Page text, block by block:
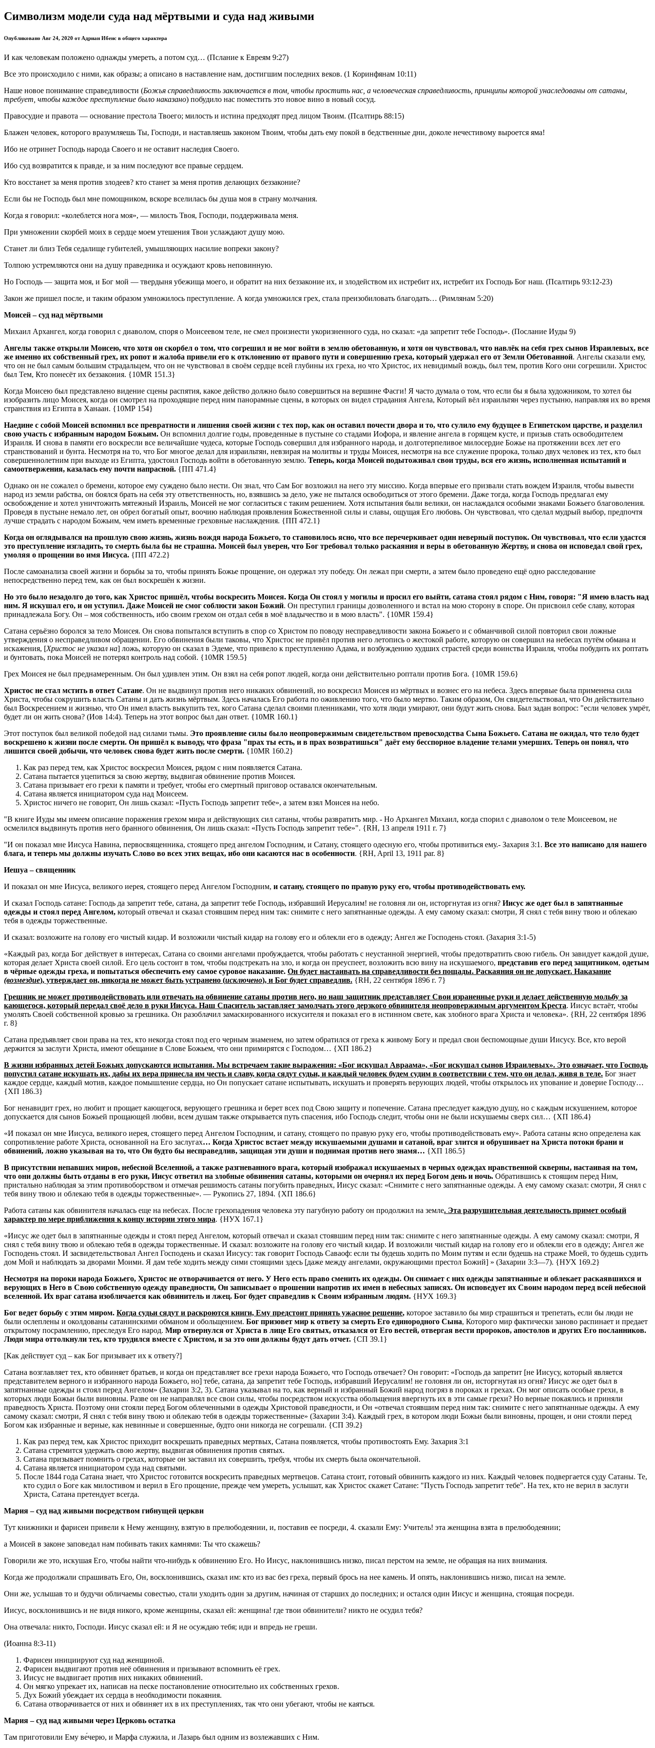
Символизм модели суда над мёртвыми и суда над живыми
Опубликовано Авг 24, 2020 от Адриан Ибенс в общего характера
И как человекам положено однажды умереть, а потом суд… (Пслание к Евреям 9:27)
Все это происходило с ними, как образы; а описано в наставление нам, достигшим последних веков. (1 Коринфянам 10:11)
Наше новое понимание справедливости (Божья справедливость заключается в том, чтобы простить нас, а человеческая справедливость, принципы которой унаследованы от сатаны,
требует, чтобы каждое преступление было наказано) побудило нас поместить это новое вино в новый сосуд.
Правосудие и правота — основание престола Твоего; милость и истина предходят пред лицом Твоим. (Псалтирь 88:15)
Блажен человек, которого вразумляешь Ты, Господи, и наставляешь законом Твоим, чтобы дать ему покой в бедственные дни, доколе нечестивому выроется яма!
Ибо не отринет Господь народа Своего и не оставит наследия Своего.
Ибо суд возвратится к правде, и за ним последуют все правые сердцем.
Кто восстанет за меня против злодеев? кто станет за меня против делающих беззаконие?
Если бы не Господь был мне помощником, вскоре вселилась бы душа моя в страну молчания.
Когда я говорил: «колеблется нога моя», — милость Твоя, Господи, поддерживала меня.
При умножении скорбей моих в сердце моем утешения Твои услаждают душу мою.
Станет ли близ Тебя седалище губителей, умышляющих насилие вопреки закону?
Толпою устремляются они на душу праведника и осуждают кровь неповинную.
Но Господь — защита моя, и Бог мой — твердыня убежища моего, и обратит на них беззаконие их, и злодейством их истребит их, истребит их Господь Бог наш. (Псалтирь 93:12-23)
Закон же пришел после, и таким образом умножилось преступление. А когда умножился грех, стала преизобиловать благодать… (Римлянам 5:20)
Моисей – суд над мёртвыми
Михаил Архангел, когда говорил с диаволом, споря о Моисеевом теле, не смел произнести укоризненного суда, но сказал: «да запретит тебе Господь». (Послание Иуды 9)
Ангелы также открыли Моисею, что хотя он скорбел о том, что согрешил и не мог войти в землю обетованную, и хотя он чувствовал, что навлёк на себя грех сынов Израилевых, все
же именно их собственный грех, их ропот и жалоба привели его к отклонению от правого пути и совершению греха, который удержал его от Земли Обетованной. Ангелы сказали ему,
что он не был самым большим страдальцем, что он не чувствовал в своём сердце всей глубины их греха, но что Христос, их невидимый вождь, был тем, против Кого они согрешили. Христос
был Тем, Кто понесёт их беззакония. {10MR 151.3}
Когда Моисею был представлено видение сцены распятия, какое действо должно было совершиться на вершине Фасги! Я часто думала о том, что если бы я была художником, то хотел бы
изобразить лицо Моисея, когда он смотрел на проходящие перед ним панорамные сцены, в которых он видел страдания Ангела, Который вёл израильтян через пустыню, направляя их во время
странствия из Египта в Ханаан. {10МР 154}
Наедине с собой Моисей вспомнил все превратности и лишения своей жизни с тех пор, как он оставил почести двора и то, что сулило ему будущее в Египетском царстве, и разделил
свою участь с избранным народом Божьим. Он вспомнил долгие годы, проведенные в пустыне со стадами Иофора, и явление ангела в горящем кусте, и призыв стать освободителем
Израиля. И снова в памяти его воскресли все величайшие чудеса, которые Господь совершил для избранного народа, и долготерпеливое милосердие Божье на протяжении всех лет его
странствований и бунта. Несмотря на то, что Бог многое делал для израильтян, невзирая на молитвы и труды Моисея, несмотря на все служение пророка, только двух человек из тех, кто был
совершеннолетним при выходе из Египта, удостоил Господь войти в обетованную землю. Теперь, когда Моисей подытоживал свои труды, вся его жизнь, исполненная испытаний и
самоотвержения, казалась ему почти напрасной. {ПП 471.4}
Однако он не сожалел о бремени, которое ему суждено было нести. Он знал, что Сам Бог возложил на него эту миссию. Когда впервые его призвали стать вождем Израиля, чтобы вывести
народ из земли рабства, он боялся брать на себя эту ответственность, но, взявшись за дело, уже не пытался освободиться от этого бремени. Даже тогда, когда Господь предлагал ему
освобождение и хотел уничтожить мятежный Израиль, Моисей не мог согласиться с таким решением. Хотя испытания были велики, он наслаждался особыми знаками Божьего благоволения.
Проведя в пустыне немало лет, он обрел богатый опыт, воочию наблюдая проявления Божественной силы и славы, ощущая Его любовь. Он чувствовал, что сделал мудрый выбор, предпочтя
лучше страдать с народом Божьим, чем иметь временные греховные наслаждения. {ПП 472.1}
Когда он оглядывался на прошлую свою жизнь, жизнь вождя народа Божьего, то становилось ясно, что все перечеркивает один неверный поступок. Он чувствовал, что если удастся
это преступление изгладить, то смерть была бы не страшна. Моисей был уверен, что Бог требовал только раскаяния и веры в обетованную Жертву, и снова он исповедал свой грех,
умоляя о прощении во имя Иисуса. {ПП 472.2}
После самоанализа своей жизни и борьбы за то, чтобы принять Божье прощение, он одержал эту победу. Он лежал при смерти, а затем было проведено ещё одно расследование
непосредственно перед тем, как он был воскрешён к жизни.
Но это было незадолго до того, как Христос пришёл, чтобы воскресить Моисея. Когда Он стоял у могилы и просил его выйти, сатана стоял рядом с Ним, говоря: "Я имею власть над
ним. Я искушал его, и он уступил. Даже Моисей не смог соблюсти закон Божий. Он преступил границы дозволенного и встал на мою сторону в споре. Он присвоил себе славу, которая
принадлежала Богу. Он – моя собственность, ибо своим грехом он отдал себя в моё владычество и в мою власть". {10MR 159.4}
Сатана серьёзно боролся за тело Моисея. Он снова попытался вступить в спор со Христом по поводу несправедливости закона Божьего и с обманчивой силой повторил свои ложные
утверждения о несправедливом обращении. Его обвинения были таковы, что Христос не привёл против него летопись о жестокой работе, которую он совершил на небесах путём обмана и
искажения, [Христос не указал на] ложь, которую он сказал в Эдеме, что привело к преступлению Адама, и возбуждению худших страстей среди воинства Израиля, чтобы побудить их роптать
и бунтовать, пока Моисей не потерял контроль над собой. {10MR 159.5}
Грех Моисея не был преднамеренным. Он был удивлен этим. Он взял на себя ропот людей, когда они действительно роптали против Бога. {10MR 159.6}
Христос не стал мстить в ответ Сатане. Он не выдвинул против него никаких обвинений, но воскресил Моисея из мёртвых и вознес его на небеса. Здесь впервые была применена сила
Христа, чтобы сокрушить власть Сатаны и дать жизнь мёртвым. Здесь началась Его работа по оживлению того, что было мертво. Таким образом, Он свидетельствовал, что Он действительно
был Воскресением и жизнью, что Он имел власть выкупить тех, кого Сатана сделал своими пленниками, что хотя люди умирают, они будут жить снова. Был задан вопрос: "если человек умрёт,
будет ли он жить снова? (Иов 14:4). Теперь на этот вопрос был дан ответ. {10MR 160.1}
Этот поступок был великой победой над силами тьмы. Это проявление силы было неопровержимым свидетельством превосходства Сына Божьего. Сатана не ожидал, что тело будет
воскрешено к жизни после смерти. Он пришёл к выводу, что фраза "прах ты есть, и в прах возвратишься" даёт ему бесспорное владение телами умерших. Теперь он понял, что
лишится своей добычи, что человек снова будет жить после смерти. {10MR 160.2}
Как раз перед тем, как Христос воскресил Моисея, рядом с ним появляется Сатана.
Сатана пытается уцепиться за свою жертву, выдвигая обвинение против Моисея.
Сатана призывает его грехи к памяти и требует, чтобы его смертный приговор оставался окончательным.
Сатана является инициатором суда над Моисеем.
Христос ничего не говорит, Он лишь сказал: «Пусть Господь запретит тебе», а затем взял Моисея на небо.
"В книге Иуды мы имеем описание поражения грехом мира и действующих сил сатаны, чтобы развратить мир. - Но Архангел Михаил, когда спорил с диаволом о теле Моисеевом, не
осмелился выдвинуть против него бранного обвинения, Он лишь сказал: «Пусть Господь запретит тебе»". {RH, 13 апреля 1911 г. 7}
"И он показал мне Иисуса Навина, первосвященника, стоящего пред ангелом Господним, и Сатану, стоящего одесную его, чтобы противиться ему.- Захария 3:1. Все это написано для нашего
блага, и теперь мы должны изучать Слово во всех этих вещах, ибо они касаются нас в особенности. {RH, April 13, 1911 par. 8}
Иешуа – священник
И показал он мне Иисуса, великого иерея, стоящего перед Ангелом Господним, и сатану, стоящего по правую руку его, чтобы противодействовать ему.
И сказал Господь сатане: Господь да запретит тебе, сатана, да запретит тебе Господь, избравший Иерусалим! не головня ли он, исторгнутая из огня? Иисус же одет был в запятнанные
одежды и стоял перед Ангелом, который отвечал и сказал стоявшим перед ним так: снимите с него запятнанные одежды. А ему самому сказал: смотри, Я снял с тебя вину твою и облекаю
тебя в одежды торжественные.
И сказал: возложите на голову его чистый кидар. И возложили чистый кидар на голову его и облекли его в одежду; Ангел же Господень стоял. (Захария 3:1-5)
«Каждый раз, когда Бог действует в интересах, Сатана со своими ангелами пробуждается, чтобы работать с неустанной энергией, чтобы предотвратить свою гибель. Он завидует каждой душе,
которая делает Христа своей силой. Его цель состоит в том, чтобы подстрекать на зло, и когда он преуспеет, возложить всю вину на искушаемого, представив его перед защитником, одетым
в чёрные одежды греха, и попытаться обеспечить ему самое суровое наказание. Он будет настаивать на справедливости без пощады. Раскаяния он не допускает. Наказание
(возмездие), утверждает он, никогда не может быть устранено (исключено), и Бог будет справедлив. {RH, 22 сентября 1896 г. 7}
Грешник не может противодействовать или отвечать на обвинение сатаны против него, но наш защитник представляет Свои израненные руки и делает действенную мольбу за
кающегося, который передал своё дело в руки Иисуса. Наш Спаситель заставляет замолчать этого дерзкого обвинителя неопровержимым аргументом Креста. Иисус встаёт, чтобы
умолять Своей собственной кровью за грешника. Он разоблачил замаскированного искусителя и показал его в истинном свете, как злобного врага Христа и человека». {RH, 22 сентября 1896
г. 8}
Сатана предъявляет свои права на тех, кто некогда стоял под его черным знаменем, но затем обратился от греха к живому Богу и предал свои беспомощные души Иисусу. Все, кто верой
держится за заслуги Христа, имеют обещание в Слове Божьем, что они примирятся с Господом… {ХП 186.2}
В жизни избранных детей Божьих допускаются испытания. Мы встречаем такие выражения: «Бог искушал Авраама», «Бог искушал сынов Израилевых». Это означает, что Господь
попустил сатане искушать их, дабы их вера принесла им честь и славу, когда сядут судьи, и каждый человек будем судим в соответствии с тем, что он делал, живя в теле. Бог знает
каждое сердце, каждый мотив, каждое помышление сердца, но Он попускает сатане испытывать, искушать и проверять верующих людей, чтобы открылось их упование и доверие Господу…
{ХП 186.3}
Бог ненавидит грех, но любит и прощает кающегося, верующего грешника и берет всех под Свою защиту и попечение. Сатана преследует каждую душу, но с каждым искушением, которое
допускается для сынов Божьей прощающей любви, всем душам также открывается путь спасения, ибо Господь следит, чтобы они не были искушаемы сверх сил… {ХП 186.4}
«И показал он мне Иисуса, великого иерея, стоящего перед Ангелом Господним, и сатану, стоящего по правую руку его, чтобы противодействовать ему». Работа сатаны ясно определена как
сопротивление работе Христа, основанной на Его заслугах… Когда Христос встает между искушаемыми душами и сатаной, враг злится и обрушивает на Христа потоки брани и
обвинений, ложно указывая на то, что Он будто бы несправедлив, защищая эти души и поднимая против него знамя… {ХП 186.5}
В присутствии непавших миров, небесной Вселенной, а также разгневанного врага, который изображал искушаемых в черных одеждах нравственной скверны, настаивая на том,
что они должны быть отданы в его руки, Иисус ответил на злобные обвинения сатаны, которыми он очернял их перед Богом день и ночь. Обратившись к стоящим перед Ним,
пристально наблюдая за этим противоборством и отмечая решимость сатаны погубить праведных, Иисус сказал: «Снимите с него запятнанные одежды. А ему самому сказал: смотри, Я снял с
тебя вину твою и облекаю тебя в одежды торжественные». — Рукопись 27, 1894. {ХП 186.6}
Работа сатаны как обвинителя началась еще на небесах. После грехопадения человека эту пагубную работу он продолжил на земле. Эта разрушительная деятельность примет особый
характер по мере приближения к концу истории этого мира. {НУХ 167.1}
«Иисус же одет был в запятнанные одежды и стоял перед Ангелом, который отвечал и сказал стоявшим перед ним так: снимите с него запятнанные одежды. А ему самому сказал: смотри, Я
снял с тебя вину твою и облекаю тебя в одежды торжественные. И сказал: возложите на голову его чистый кидар. И возложили чистый кидар на голову его и облекли его в одежду; Ангел же
Господень стоял. И засвидетельствовал Ангел Господень и сказал Иисусу: так говорит Господь Саваоф: если ты будешь ходить по Моим путям и если будешь на страже Моей, то будешь судить
дом Мой и наблюдать за дворами Моими. Я дам тебе ходить между сими стоящими здесь [даже между ангелами, окружающими престол Божий] » (Захарии 3:3—7). {НУХ 169.2}
Несмотря на пороки народа Божьего, Христос не отворачивается от него. У Него есть право сменить их одежды. Он снимает с них одежды запятнанные и облекает раскаявшихся и
верующих в Него в Свою собственную одежду праведности, Он записывает о прошении напротив их имен в небесных записях. Он исповедует их Своим народом перед всей небесной
вселенной. Их враг сатана изобличается как обвинитель и лжец. Бог будет справедлив к Своим избранным людям. {НУХ 169.3}
Бог ведет борьбу с этим миром. Когда судьи сядут и раскроются книги, Ему предстоит принять ужасное решение, которое заставило бы мир страшиться и трепетать, если бы люди не
были ослеплены и околдованы сатанинскими обманом и обольщением. Бог призовет мир к ответу за смерть Его единородного Сына, Которого мир фактически заново распинает и предает
открытому посрамлению, преследуя Его народ. Мир отвернулся от Христа в лице Его святых, отказался от Его вестей, отвергая вести пророков, апостолов и других Его посланников.
Люди мира оттолкнули тех, кто трудился вместе с Христом, и за это они должны будут дать отчет. {СП 39.1}
[Как действует суд – как Бог призывает их к ответу?]
Сатана возглавляет тех, кто обвиняет братьев, и когда он представляет все грехи народа Божьего, что Господь отвечает? Он говорит: «Господь да запретит [не Иисусу, который является
представителем верного и избранного народа Божьего, но] тебе, сатана, да запретит тебе Господь, избравший Иерусалим! не головня ли он, исторгнутая из огня? Иисус же одет был в
запятнанные одежды и стоял перед Ангелом» (Захарии 3:2, 3). Сатана указывал на то, как верный и избранный Божий народ погряз в пороках и грехах. Он мог описать особые грехи, в
которых люди Божьи были виновны. Разве он не направлял все свои силы, чтобы посредством искусства обольщения ввергнуть их в эти самые грехи? Но верные покаялись и приняли
праведность Христа. Поэтому они стояли перед Богом облеченными в одежды Христовой праведности, и Он «отвечал стоявшим перед ним так: снимите с него запятнанные одежды. А ему
самому сказал: смотри, Я снял с тебя вину твою и облекаю тебя в одежды торжественные» (Захарии 3:4). Каждый грех, в котором люди Божьи были виновны, прощен, и они стояли перед
Богом как избранные и верные, как невинные и совершенные, будто они никогда не согрешали. {СП 39.2}
Как раз перед тем, как Христос приходит воскрешать праведных мертвых, Сатана появляется, чтобы противостоять Ему. Захария 3:1
Сатана стремится удержать свою жертву, выдвигая обвинения против святых.
Сатана призывает помнить о грехах, которые он заставил их совершить, требуя, чтобы их смерть была окончательной.
Сатана является инициатором суда над святыми.
После 1844 года Сатана знает, что Христос готовится воскресить праведных мертвецов. Сатана стоит, готовый обвинить каждого из них. Каждый человек подвергается суду Сатаны. Те,
кто судил о Боге как милостивом и верил в Его прощение, прежде чем умереть, услышат, как Христос скажет Сатане: "Пусть Господь запретит тебе". На тех, кто не верил в заслуги
Христа, Сатана претендует всегда.
Мария – суд над живыми посредством гибнущей церкви
Тут книжники и фарисеи привели к Нему женщину, взятую в прелюбодеянии, и, поставив ее посреди, 4. сказали Ему: Учитель! эта женщина взята в прелюбодеянии;
а Моисей в законе заповедал нам побивать таких камнями: Ты что скажешь?
Говорили же это, искушая Его, чтобы найти что‐нибудь к обвинению Его. Но Иисус, наклонившись низко, писал перстом на земле, не обращая на них внимания.
Когда же продолжали спрашивать Его, Он, восклонившись, сказал им: кто из вас без греха, первый брось на нее камень. И опять, наклонившись низко, писал на земле.
Они же, услышав то и будучи обличаемы совестью, стали уходить один за другим, начиная от старших до последних; и остался один Иисус и женщина, стоящая посреди.
Иисус, восклонившись и не видя никого, кроме женщины, сказал ей: женщина! где твои обвинители? никто не осудил тебя?
Она отвечала: никто, Господи. Иисус сказал ей: и Я не осуждаю тебя; иди и впредь не греши.
(Иоанна 8:3-11)
Фарисеи инициируют суд над женщиной.
Фарисеи выдвигают против неё обвинения и призывают вспомнить её грех.
Иисус не выдвигает против них никаких обвинений.
Он мягко упрекает их, написав на песке постановление относительно их собственных грехов.
Дух Божий убеждает их сердца в необходимости покаяния.
Сатана отворачивается от них и обвиняет их в их преступлениях, так что они убегают, чтобы не каяться.
Мария – суд над живыми через Церковь остатка
Там приготовили Ему ве́черю, и Марфа служила, и Лазарь был одним из возлежавших с Ним.